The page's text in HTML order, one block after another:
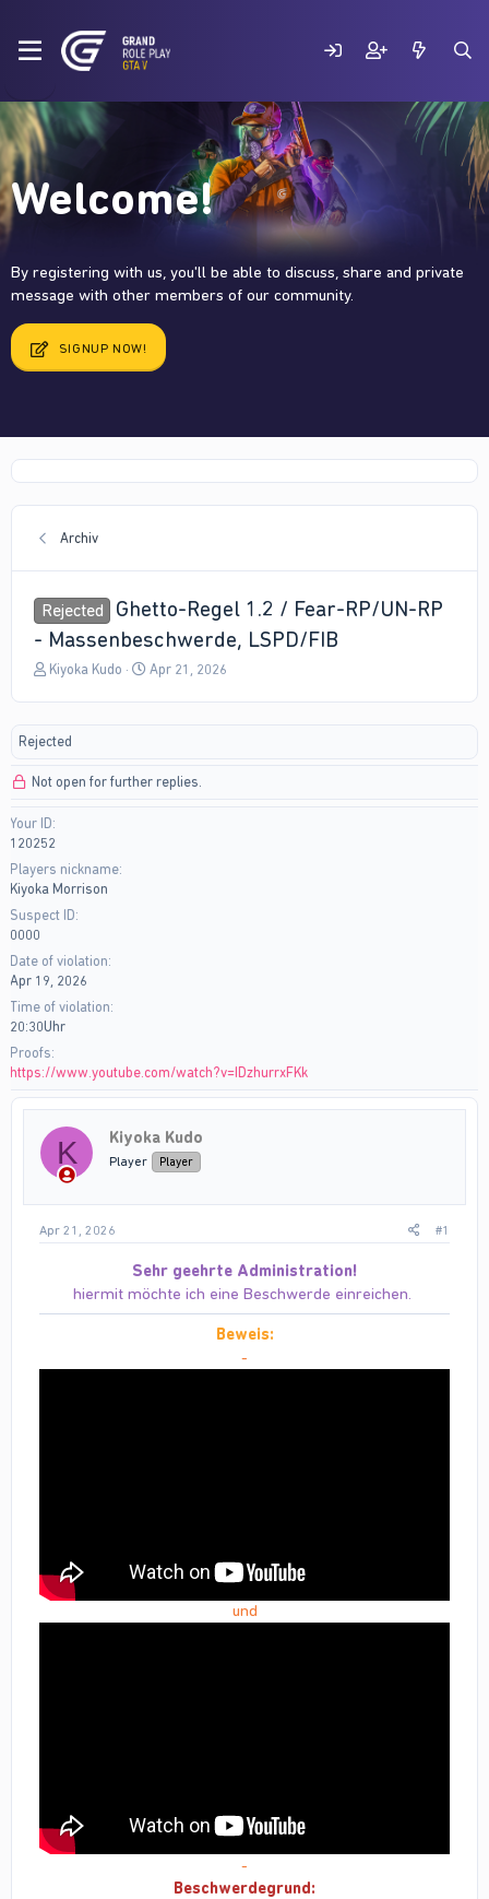
Welcome!
By registering with us, you'll be able to discuss, share and private
message with other members of our community.
SIGNUP NOW!
Archiv
Rejected
Ghetto-Regel 1.2 / Fear-RP/UN-RP
- Massenbeschwerde, LSPD/FIB
T
a
s
a
r
t
e
Kiyoka Kudo
S
a
Apr 21, 2026
Rejected
Not open for further replies.
Your ID
120252
Players nickname
Kiyoka Morrison
Suspect ID
0000
Date of violation
Apr 19, 2026
Time of violation
20:30Uhr
Proofs
https://www.youtube.com/watch?v=IDzhurrxFKk
K Kiyoka Kudo
Player Player
Apr 21, 2026 #1
Sehr geehrte Administration!
hiermit möchte ich eine Beschwerde einreichen.
Beweis:
-
und
-
Beschwerdegrund: